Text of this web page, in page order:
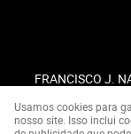
FRANCISCO J.
Usamos cookies para
nosso site. Isso inclui